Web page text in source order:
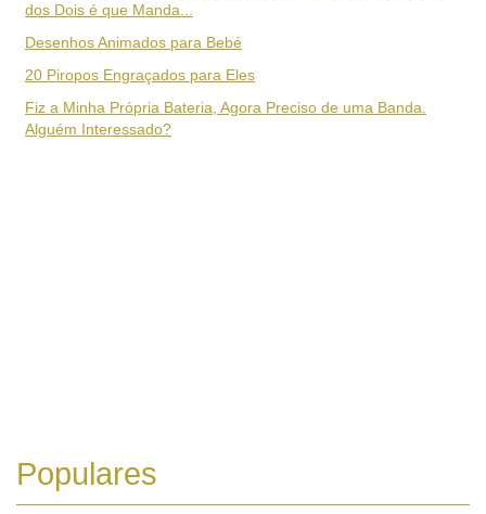
dos Dois é que Manda...
Desenhos Animados para Bebé
20 Piropos Engraçados para Eles
Fiz a Minha Própria Bateria, Agora Preciso de uma Banda.
Alguém Interessado?
Populares